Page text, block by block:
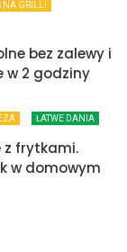
NA GRILL!
bez zalewy i
w 2 godziny
ŁATWE DANIA
z frytkami.
w domowym